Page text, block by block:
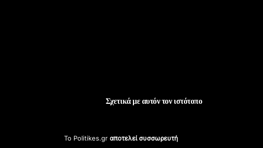
Σχετικά με αυτόν τον ιστότοπο
Το Politikes.grαποτελεί συσσωρευτή